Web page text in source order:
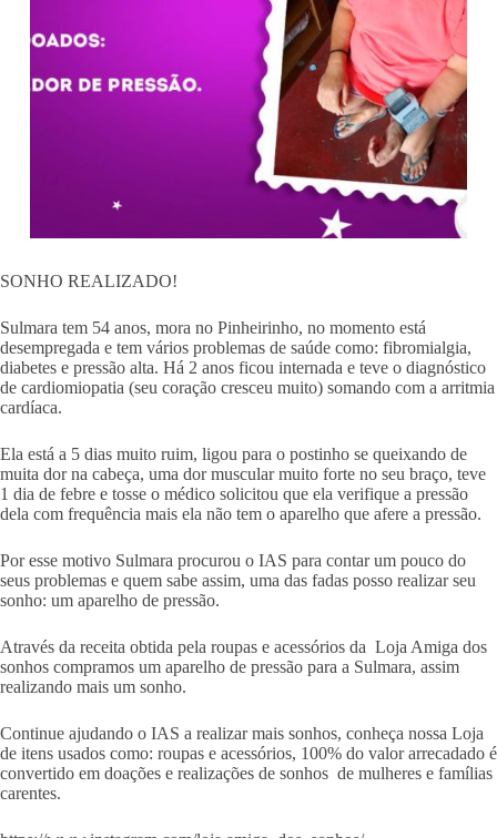
SONHO REALIZADO!
Sulmara tem 54 anos, mora no Pinheirinho, no momento está
desempregada e tem vários problemas de saúde como: fibromialgia,
diabetes e pressão alta. Há 2 anos ficou internada e teve o diagnóstico
de cardiomiopatia (seu coração cresceu muito) somando com a arritmia
cardíaca.
Ela está a 5 dias muito ruim, ligou para o postinho se queixando de
muita dor na cabeça, uma dor muscular muito forte no seu braço, teve
1 dia de febre e tosse o médico solicitou que ela verifique a pressão
dela com frequência mais ela não tem o aparelho que afere a pressão.
Por esse motivo Sulmara procurou o IAS para contar um pouco do
seus problemas e quem sabe assim, uma das fadas posso realizar seu
sonho: um aparelho de pressão.
Através da receita obtida pela roupas e acessórios da Loja Amiga dos
sonhos compramos um aparelho de pressão para a Sulmara, assim
realizando mais um sonho.
Continue ajudando o IAS a realizar mais sonhos, conheça nossa Loja
de itens usados como: roupas e acessórios, 100% do valor arrecadado é
convertido em doações e realizações de sonhos de mulheres e famílias
carentes.